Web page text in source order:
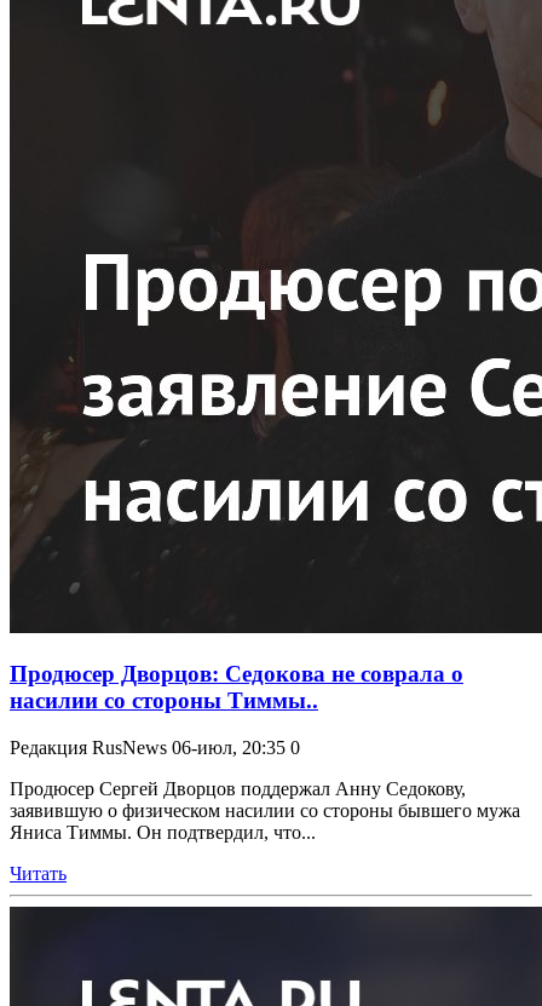
Продюсер Дворцов: Седокова не соврала о
насилии со стороны Тиммы..
Редакция RusNews 06-июл, 20:35 0
Продюсер Сергей Дворцов поддержал Анну Седокову,
заявившую о физическом насилии со стороны бывшего мужа
Яниса Тиммы. Он подтвердил, что...
Читать